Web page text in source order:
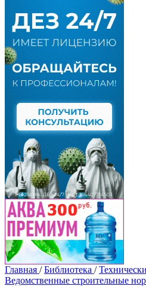
Главная / Библиотека /
Ведомственные строительные